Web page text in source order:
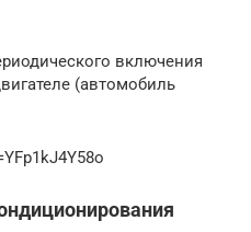
включения
(автомобиль